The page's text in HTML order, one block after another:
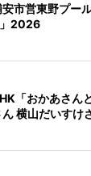
安市営東野プー
2026
「おかあさん
ん 横山だいすけ